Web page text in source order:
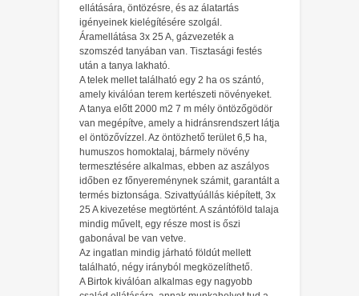
ellátására, öntözésre, és az álatartás
igényeinek kielégítésére szolgál.
Áramellátása 3x 25 A, gázvezeték a
szomszéd tanyában van. Tisztasági festés
után a tanya lakható.
A telek mellet található egy 2 ha os szántó,
amely kiválóan terem kertészeti növényeket.
A tanya előtt 2000 m2 7 m mély öntözőgödör
van megépítve, amely a hidránsrendszert látja
el öntözővízzel. Az öntözhető terület 6,5 ha,
humuszos homoktalaj, bármely növény
termesztésére alkalmas, ebben az aszályos
időben ez főnyereménynek számit, garantált a
termés biztonsága. Szivattyúállás kiépített, 3x
25 A kivezetése megtörtént. A szántóföld talaja
mindig művelt, egy része most is őszi
gabonával be van vetve.
Az ingatlan mindig járható földút mellett
található, négy irányból megközelíthető.
A Birtok kiválóan alkalmas egy nagyobb